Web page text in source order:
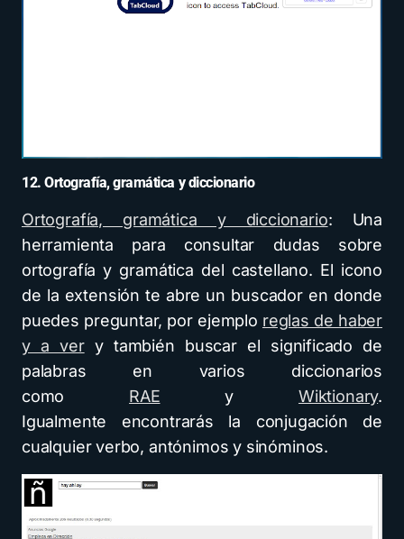
12. Ortografía, gramática y diccionario
Ortografía, gramática y diccionario: Una
herramienta para consultar dudas sobre
ortografía y gramática del castellano. El icono
de la extensión te abre un buscador en donde
puedes preguntar, por ejemplo reglas de haber
y a very también buscar el significado de
palabras en varios diccionarios
como RAE y Wiktionary.
Igualmente encontrarás la conjugación de
cualquier verbo, antónimos y sinóminos.